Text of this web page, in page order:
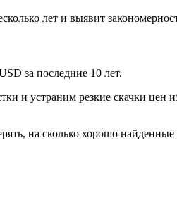
лет и выявит
за последние 10 лет.
и устраним резкие скачки цен
на сколько хорошо найденные